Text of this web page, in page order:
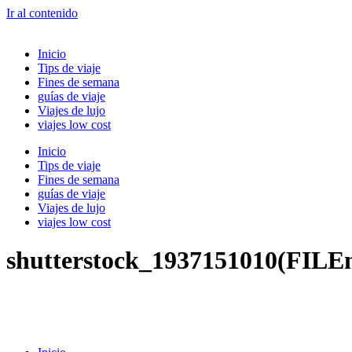
Ir al contenido
Inicio
Tips de viaje
Fines de semana
guías de viaje
Viajes de lujo
viajes low cost
Inicio
Tips de viaje
Fines de semana
guías de viaje
Viajes de lujo
viajes low cost